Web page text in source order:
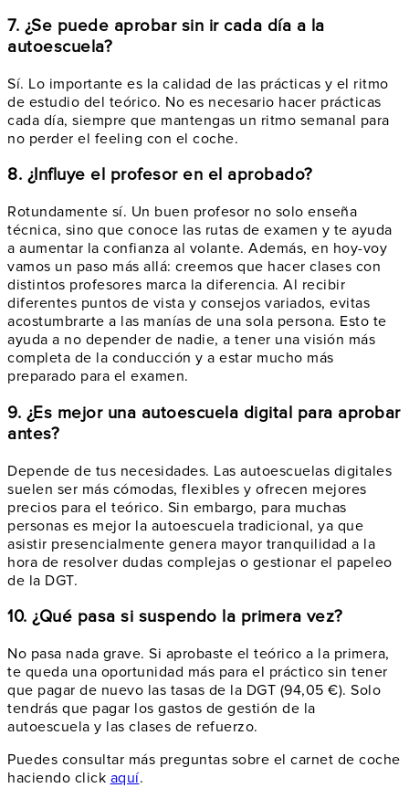
7. ¿Se puede aprobar sin ir cada día a la
autoescuela?
Sí. Lo importante es la calidad de las prácticas y el ritmo
de estudio del teórico. No es necesario hacer prácticas
cada día, siempre que mantengas un ritmo semanal para
no perder el feeling con el coche.
8. ¿Influye el profesor en el aprobado?
Rotundamente sí. Un buen profesor no solo enseña
técnica, sino que conoce las rutas de examen y te ayuda
a aumentar la confianza al volante. Además, en hoy-voy
vamos un paso más allá: creemos que hacer clases con
distintos profesores marca la diferencia. Al recibir
diferentes puntos de vista y consejos variados, evitas
acostumbrarte a las manías de una sola persona. Esto te
ayuda a no depender de nadie, a tener una visión más
completa de la conducción y a estar mucho más
preparado para el examen.
9. ¿Es mejor una autoescuela digital para aprobar
antes?
Depende de tus necesidades. Las autoescuelas digitales
suelen ser más cómodas, flexibles y ofrecen mejores
precios para el teórico. Sin embargo, para muchas
personas es mejor la autoescuela tradicional, ya que
asistir presencialmente genera mayor tranquilidad a la
hora de resolver dudas complejas o gestionar el papeleo
de la DGT.
10. ¿Qué pasa si suspendo la primera vez?
No pasa nada grave. Si aprobaste el teórico a la primera,
te queda una oportunidad más para el práctico sin tener
que pagar de nuevo las tasas de la DGT (94,05 €). Solo
tendrás que pagar los gastos de gestión de la
autoescuela y las clases de refuerzo.
Puedes consultar más preguntas sobre el carnet de coche
haciendo click aquí.